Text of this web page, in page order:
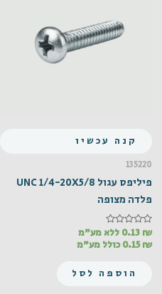
קנה עכשיו
135220
פיליפס עגול UNC 1/4-20X5/8
פלדה מצופה
דורג
מתוך
0.13 ₪
ללא מע"מ
0.15₪ כולל מע"מ
הוספה לסל